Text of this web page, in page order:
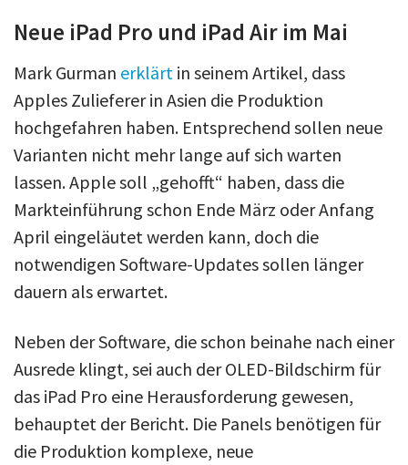
Neue iPad Pro und iPad Air im Mai
Mark Gurman erklärt in seinem Artikel, dass
Apples Zulieferer in Asien die Produktion
hochgefahren haben. Entsprechend sollen neue
Varianten nicht mehr lange auf sich warten
lassen. Apple soll „gehofft“ haben, dass die
Markteinführung schon Ende März oder Anfang
April eingeläutet werden kann, doch die
notwendigen Software-Updates sollen länger
dauern als erwartet.
Neben der Software, die schon beinahe nach einer
Ausrede klingt, sei auch der OLED-Bildschirm für
das iPad Pro eine Herausforderung gewesen,
behauptet der Bericht. Die Panels benötigen für
die Produktion komplexe, neue